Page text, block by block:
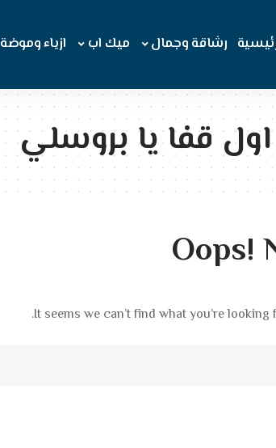
رشاقة وجمال ميك اب ازياء وموضة
اول قفا يا بروسلي
Oops!
It seems we can’t find what you’re